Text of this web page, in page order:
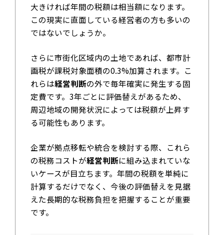
大きければ年間の税額は相当額になります。
この現実に直面している経営者の方も多いの
ではないでしょうか。
さらに市街化区域内の土地であれば、都市計
画税が課税対象面積の0.3%加算されます。こ
れらは経営判断の外で毎年確実に発生する固
定費です。3年ごとに評価替えがあるため、
周辺地域の開発状況によっては税額が上昇す
る可能性もあります。
企業が拠点移転や統合を検討する際、これら
の税務コストが経営判断に組み込まれていな
いケースが目立ちます。年間の税額を単純に
計算するだけでなく、今後の評価替えを見据
えた長期的な税務負担を把握することが重要
です。